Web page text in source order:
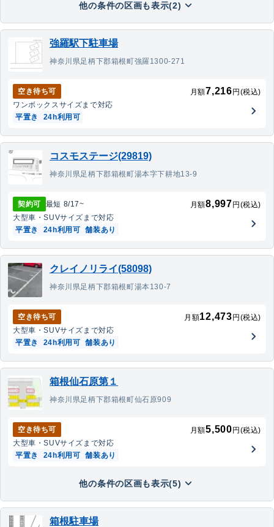
他の条件の区画も表示(2)
強羅駅下駐車場
神奈川県足柄下郡箱根町強羅1300-271
空き待ち可 月額7,216 円(税込)
ワンボックスサイズまで対応
平置き
24h利用可
コスモステージ(29819)
神奈川県足柄下郡箱根町湯本字下耕地13-9
契約可 最短 8/17~ 月額8,997 円(税込)
大型車・SUVサイズまで対応
平置き
24h利用可 舗装あり
クレイノリライ(58098)
神奈川県足柄下郡箱根町湯本130-7
空き待ち可 月額12,473 円(税込)
大型車・SUVサイズまで対応
平置き
24h利用可 舗装あり
箱根仙石原第１
神奈川県足柄下郡箱根町仙石原909
空き待ち可 月額5,500 円(税込)
大型車・SUVサイズまで対応
平置き
24h利用可 舗装あり
他の条件の区画も表示(5)
箱根駐車場